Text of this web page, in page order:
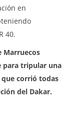
en
40.
Marruecos
para tripular una
corrió todas
del Dakar.